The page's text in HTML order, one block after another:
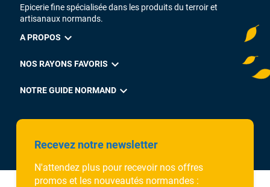
Epicerie fine spécialisée dans les produits du terroir et
artisanaux normands.
A PROPOS expand_more
NOS RAYONS FAVORIS expand_more
NOTRE GUIDE NORMAND expand_more
Recevez notre newsletter
N'attendez plus pour recevoir nos offres
promos et les nouveautés normandes :